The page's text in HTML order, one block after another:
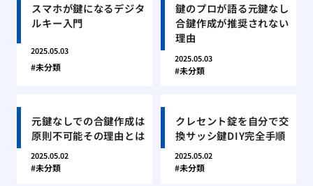
スマホが鍵になるデジタ
ルキー入門
2025.05.03
未分類
鍵のプロが語る元鍵なし
合鍵作成が推奨されない
理由
2025.05.03
未分類
元鍵なしでの合鍵作成は
原則不可能その理由とは
2025.05.02
未分類
クレセント錠を自分で交
換サッシ鍵DIY完全手順
2025.05.02
未分類